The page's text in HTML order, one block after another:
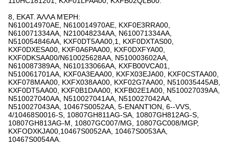
8, ΕΚΑΤ. ΆΛΛΑ ΜΈΡΗ:
N610014970AE, N610014970AE, KXF0E3RRA00,
N610071334AA, N210048234AA, N610071334AA,
N510054846AA, KXF0DT5AA00,1, KXF0DXTAS00,
KXF0DXESA00, KXF0A6PAA00, KXF0DXFYA00,
KXF0DKSAA00/N610025628AA, N510003602AA,
N610087389AA, N610133066AA, KXFB00VCA01,
N510061701AA, KXF0A3EAA00, KXFX03EJA00, KXF0CSTAA00,
KXF078MAA00, KXFX038AA00, KXF02G7AA00, N510035445AB,
KXF0DT5AA00, KXF0B1DAA00, KXFB02E1A00, N510027039AA,
N510027040AA, N510027041AA, N510027042AA,
N510027043AA, 10467S0052AA, 5-ΕΝΑΝΤΊΟΝ, 6--VVS,
4/10468S0016-S, 10807GH811AG-SA, 10807GH812AG-S,
10807GH813AG-Μ, 10807GC007/MG, 10807GC008/MGP,
KXFODXKJA00,10467S0052AA, 10467S0053AA,
10467S0054AA.